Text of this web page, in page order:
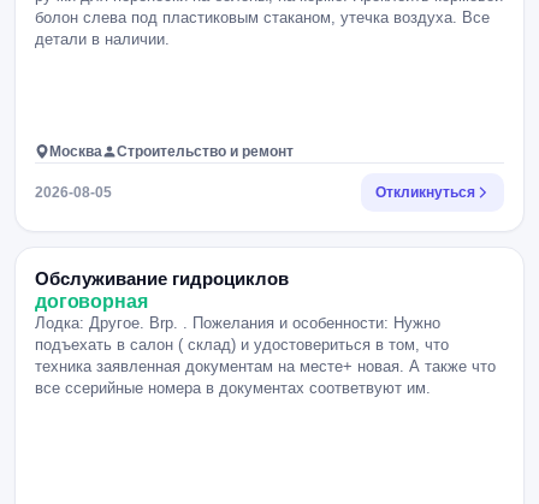
болон слева под пластиковым стаканом, утечка воздуха. Все
детали в наличии.
Москва Строительство и ремонт
2026-08-05 Откликнуться
Обслуживание гидроциклов
договорная
Лодка: Другое. Brp. . Пожелания и особенности: Нужно
подъехать в салон ( склад) и удостовериться в том, что
техника заявленная документам на месте+ новая. А также что
все ссерийные номера в документах соответвуют им.